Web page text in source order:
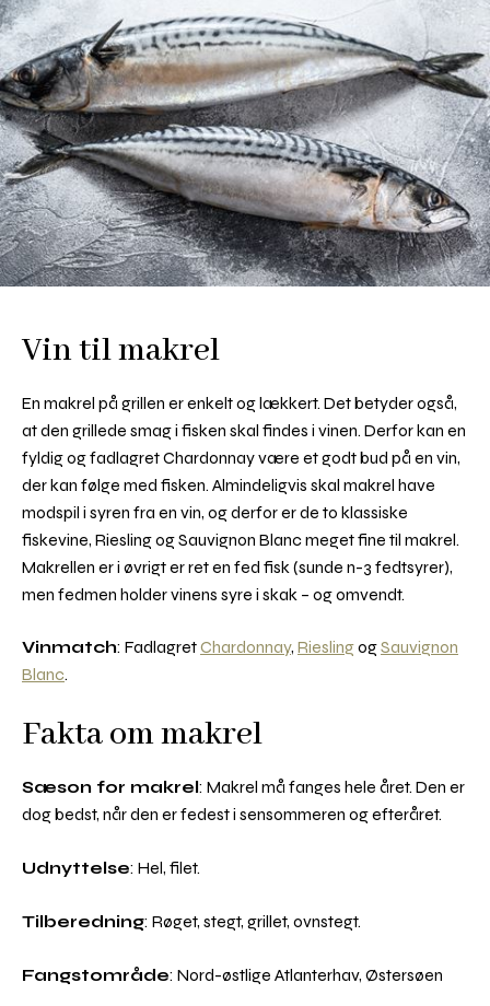
Vin til makrel
En makrel på grillen er enkelt og lækkert. Det betyder også,
at den grillede smag i fisken skal findes i vinen. Derfor kan en
fyldig og fadlagret Chardonnay være et godt bud på en vin,
der kan følge med fisken. Almindeligvis skal makrel have
modspil i syren fra en vin, og derfor er de to klassiske
fiskevine, Riesling og Sauvignon Blanc meget fine til makrel.
Makrellen er i øvrigt er ret en fed fisk (sunde n-3 fedtsyrer),
men fedmen holder vinens syre i skak – og omvendt.
Vinmatch: FadlagretChardonnay, RieslingogSauvignon
Blanc.
Fakta om makrel
Sæson for makrel: Makrel må fanges hele året. Den er
dog bedst, når den er fedest i sensommeren og efteråret.
Udnyttelse: Hel, filet.
Tilberedning: Røget, stegt, grillet, ovnstegt.
Fangstområde: Nord-østlige Atlanterhav, Østersøen